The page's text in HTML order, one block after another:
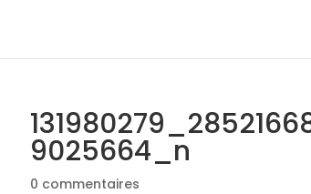
9025664_n
0 commentaires